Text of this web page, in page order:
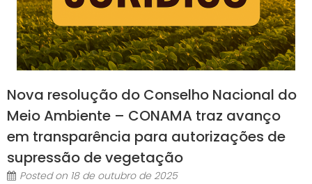
Nova resolução do Conselho Nacional do
Meio Ambiente – CONAMA traz avanço
em transparência para autorizações de
supressão de vegetação
Posted on 18 de outubro de 2025